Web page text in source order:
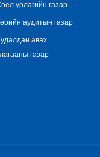
урлагийн газар
аудитын газар
авах
газар